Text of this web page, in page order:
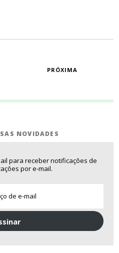
PRÓXIMA
NOVIDADES
para receber notificações de
por e-mail.